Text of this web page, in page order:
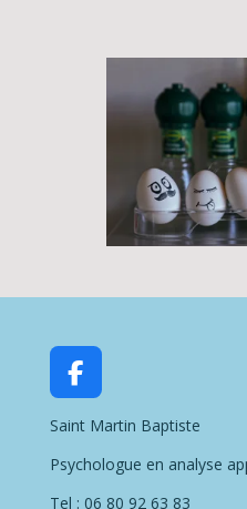
F
a
c
e
Saint Martin Baptiste
Psychologue en analyse
Tel : 06 80 92 63 83